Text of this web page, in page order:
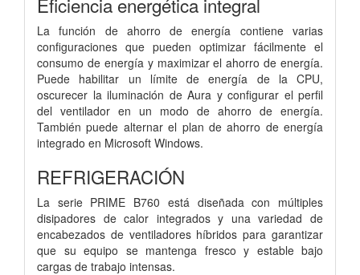
La función de ahorro de energía contiene varias
configuraciones que pueden optimizar fácilmente el
consumo de energía y maximizar el ahorro de energía.
Puede habilitar un límite de energía de la CPU,
oscurecer la iluminación de Aura y configurar el perfil
del ventilador en un modo de ahorro de energía.
También puede alternar el plan de ahorro de energía
integrado en Microsoft Windows.
REFRIGERACIÓN
La serie PRIME B760 está diseñada con múltiples
disipadores de calor integrados y una variedad de
encabezados de ventiladores híbridos para garantizar
que su equipo se mantenga fresco y estable bajo
cargas de trabajo intensas.